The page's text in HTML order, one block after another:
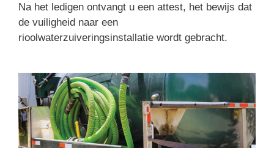
Na het ledigen ontvangt u een attest, het bewijs dat
de vuiligheid naar een
rioolwaterzuiveringsinstallatie wordt gebracht.